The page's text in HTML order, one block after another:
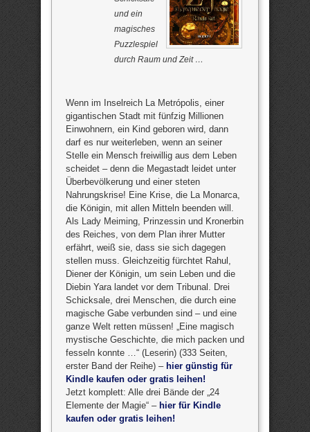
und ein
magisches
Puzzlespiel
durch Raum und Zeit …
Wenn im Inselreich La Metrópolis, einer
gigantischen Stadt mit fünfzig Millionen
Einwohnern, ein Kind geboren wird, dann
darf es nur weiterleben, wenn an seiner
Stelle ein Mensch freiwillig aus dem Leben
scheidet – denn die Megastadt leidet unter
Überbevölkerung und einer steten
Nahrungskrise! Eine Krise, die La Monarca,
die Königin, mit allen Mitteln beenden will.
Als Lady Meiming, Prinzessin und Kronerbin
des Reiches, von dem Plan ihrer Mutter
erfährt, weiß sie, dass sie sich dagegen
stellen muss. Gleichzeitig fürchtet Rahul,
Diener der Königin, um sein Leben und die
Diebin Yara landet vor dem Tribunal. Drei
Schicksale, drei Menschen, die durch eine
magische Gabe verbunden sind – und eine
ganze Welt retten müssen! „Eine magisch
mystische Geschichte, die mich packen und
fesseln konnte …“ (Leserin) (333 Seiten,
erster Band der Reihe) – hier günstig für
Kindle kaufen oder gratis leihen!
Jetzt komplett: Alle drei Bände der „24
Elemente der Magie“ – hier für Kindle
kaufen oder gratis leihen!